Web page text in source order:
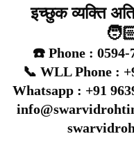
इच्छुक व्यक्ति
☎️ Phone : 0594-
📞 WLL Phone :
Whatsapp : +91